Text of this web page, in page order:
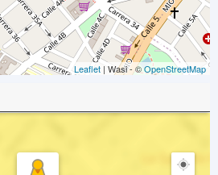
Leaflet | Wasi - ©OpenStreetMap